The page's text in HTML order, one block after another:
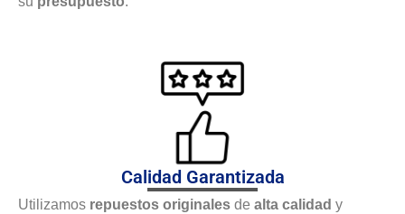
Calidad Garantizada
Utilizamos repuestos originales de alta calidad y